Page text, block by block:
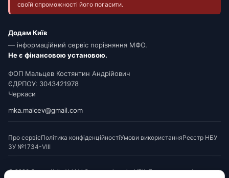
своїй спроможності його погасити.
Додам Київ
— інформаційний сервіс порівняння МФО.
Не є фінансовою установою.
ФОП Мальцев Костянтин Андрійович
ЄДРПОУ: 3043421978
Черкаси
mka.malcev@gmail.com
Про сервісПолітика конфіденційностіУмови використанняРеєстр НБУ
ЗУ №1734-VIII
© 2026 Додам Київ. Усі МФО мають ліцензію НБУ. Посилання на офери є